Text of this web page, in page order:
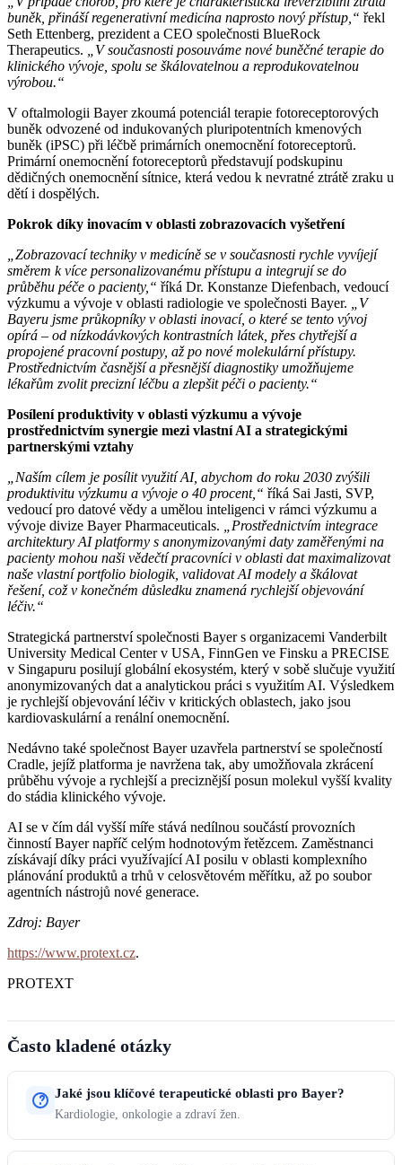
buněk, přináší regenerativní medicína naprosto nový přístup,“ řekl
Seth Ettenberg, prezident a CEO společnosti BlueRock
Therapeutics.
„V současnosti posouváme nové buněčné terapie do
klinického vývoje, spolu se škálovatelnou a reprodukovatelnou
výrobou.“
V oftalmologii Bayer zkoumá potenciál terapie fotoreceptorových
buněk odvozené od indukovaných pluripotentních kmenových
buněk (iPSC) při léčbě primárních onemocnění fotoreceptorů.
Primární onemocnění fotoreceptorů představují podskupinu
dědičných onemocnění sítnice, která vedou k nevratné ztrátě zraku u
dětí i dospělých.
Pokrok díky inovacím v oblasti zobrazovacích vyšetření
„Zobrazovací techniky v medicíně se v současnosti rychle vyvíjejí
směrem k více personalizovanému přístupu a integrují se do
průběhu péče o pacienty,“ říká Dr. Konstanze Diefenbach, vedoucí
výzkumu a vývoje v oblasti radiologie ve společnosti Bayer. „V
Bayeru jsme průkopníky v oblasti inovací, o které se tento vývoj
opírá – od nízkodávkových kontrastních látek, přes chytřejší a
propojené pracovní postupy, až po nové molekulární přístupy.
Prostřednictvím časnější a přesnější diagnostiky umožňujeme
lékařům zvolit precizní léčbu a zlepšit péči o pacienty.“
Posílení produktivity v oblasti výzkumu a vývoje
prostřednictvím synergie mezi vlastní AI a strategickými
partnerskými vztahy
„Naším cílem je posílit využití AI, abychom do roku 2030 zvýšili
produktivitu výzkumu a vývoje o 40 procent,“ říká Sai Jasti, SVP,
vedoucí pro datové vědy a umělou inteligenci v rámci výzkumu a
vývoje divize Bayer Pharmaceuticals.
„Prostřednictvím integrace
architektury AI platformy s anonymizovanými daty zaměřenými na
pacienty mohou naši vědečtí pracovníci v oblasti dat maximalizovat
naše vlastní portfolio biologik, validovat AI modely a škálovat
řešení, což v konečném důsledku znamená rychlejší objevování
léčiv.“
Strategická partnerství společnosti Bayer s organizacemi Vanderbilt
University Medical Center v USA, FinnGen ve Finsku a PRECISE
v Singapuru posilují globální ekosystém, který v sobě slučuje využití
anonymizovaných dat a analytickou práci s využitím AI. Výsledkem
je rychlejší objevování léčiv v kritických oblastech, jako jsou
kardiovaskulární a renální onemocnění.
Nedávno také společnost Bayer uzavřela partnerství se společností
Cradle, jejíž platforma je navržena tak, aby umožňovala zkrácení
průběhu vývoje a rychlejší a preciznější posun molekul vyšší kvality
do stádia klinického vývoje.
AI se v čím dál vyšší míře stává nedílnou součástí provozních
činností Bayer napříč celým hodnotovým řetězcem. Zaměstnanci
získávají díky práci využívající AI posilu v oblasti komplexního
plánování produktů a trhů v celosvětovém měřítku, až po soubor
agentních nástrojů nové generace.
Zdroj: Bayer
https://www.protext.cz.
PROTEXT
Často kladené otázky
Jaké jsou klíčové terapeutické oblasti pro Bayer?
Kardiologie, onkologie a zdraví žen.